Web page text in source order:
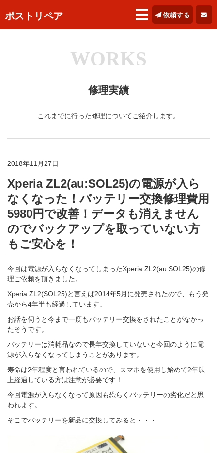
ポストリペア 依頼する
WORKS
修理実績
これまでに行った修理についてご紹介します。
2018年11月27日
Xperia ZL2(au:SOL25)の電源が入ら
なくなった！バッテリー交換修理費用
5980円で改善！データも消えません
のでバックアップを取っていない方
もご安心を！
今回は電源が入らなくなってしまったXperia ZL2(au:SOL25)の修
理ご依頼を頂きました。
Xperia ZL2(SOL25)と言えば2014年5月に発売されたので、もう発
売から4年半も経過しています。
お話を伺うと今まで一度もバッテリー交換をされたことがなかっ
たそうです。
バッテリーは消耗品なので長年交換していないと今回のように電
源が入らなくなってしまうことがあります。
寿命は2年程度と言われているので、スマホを使用し始めて2年以
上経過している方は注意が必要です！
今回電源が入らなくなって原因も恐らくバッテリーの劣化だと思
われます。
そこでバッテリーを新品に交換してみると・・・